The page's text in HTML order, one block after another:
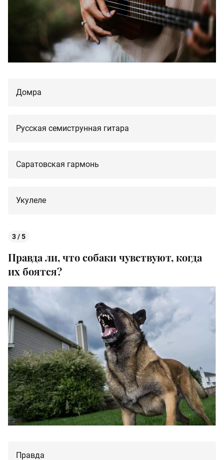
Домра
Русская семиструнная гитара
Саратовская гармонь
Укулеле
3 / 5
Правда ли, что собаки чувствуют, когда
их боятся?
Правда